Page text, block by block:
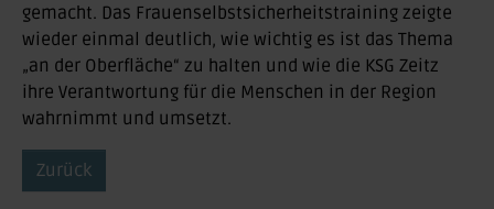
gemacht. Das Frauenselbstsicherheitstraining zeigte
wieder einmal deutlich, wie wichtig es ist das Thema
„an der Oberfläche“ zu halten und wie die KSG Zeitz
ihre Verantwortung für die Menschen in der Region
wahrnimmt und umsetzt.
Zurück